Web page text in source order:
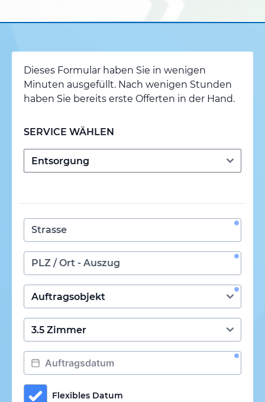
Dieses Formular haben Sie in wenigen
Minuten ausgefüllt. Nach wenigen Stunden
haben Sie bereits erste Offerten in der Hand.
SERVICE WÄHLEN
Flexibles Datum